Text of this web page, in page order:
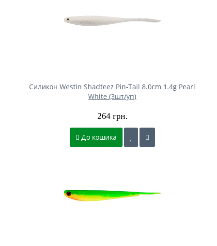
Силикон Westin Shadteez Pin-Tail 8.0cm 1.4g Pearl
White (3шт/уп)
264 грн.
До кошика